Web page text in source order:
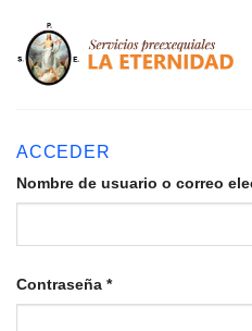
contenido
ACCEDER
Nombre de usuario o correo
Contraseña *